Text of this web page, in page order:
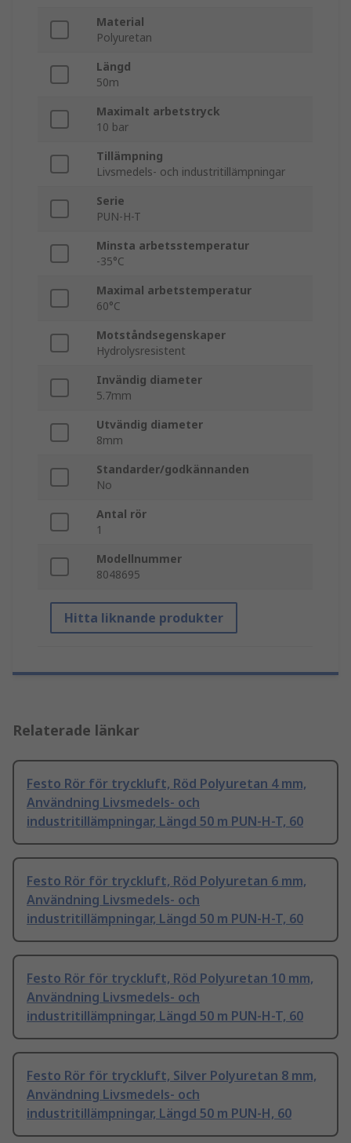
Material
Polyuretan
Längd
50m
Maximalt arbetstryck
10 bar
Tillämpning
Livsmedels- och industritillämpningar
Serie
PUN-H-T
Minsta arbetsstemperatur
-35°C
Maximal arbetstemperatur
60°C
Motståndsegenskaper
Hydrolysresistent
Invändig diameter
5.7mm
Utvändig diameter
8mm
Standarder/godkännanden
No
Antal rör
1
Modellnummer
8048695
Hitta liknande produkter
Relaterade länkar
Festo Rör för tryckluft, Röd Polyuretan 4 mm,
Användning Livsmedels- och
industritillämpningar, Längd 50 m PUN-H-T, 60
Festo Rör för tryckluft, Röd Polyuretan 6 mm,
Användning Livsmedels- och
industritillämpningar, Längd 50 m PUN-H-T, 60
Festo Rör för tryckluft, Röd Polyuretan 10 mm,
Användning Livsmedels- och
industritillämpningar, Längd 50 m PUN-H-T, 60
Festo Rör för tryckluft, Silver Polyuretan 8 mm,
Användning Livsmedels- och
industritillämpningar, Längd 50 m PUN-H, 60